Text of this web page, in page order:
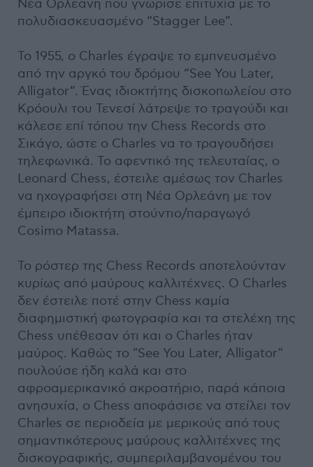
Νέα Ορλεάνη που γνώρισε επιτυχία με το
πολυδιασκευασμένο “Stagger Lee”.
Το 1955, ο Charles έγραψε το εμπνευσμένο
από την αργκό του δρόμου “See You Later,
Alligator”. Ένας ιδιοκτήτης δισκοπωλείου στο
Κρόουλι του Τενεσί λάτρεψε το τραγούδι και
κάλεσε επί τόπου την Chess Records στο
Σικάγο, ώστε ο Charles να το τραγουδήσει
τηλεφωνικά. Το αφεντικό της τελευταίας, ο
Leonard Chess, έστειλε αμέσως τον Charles
να ηχογραφήσει στη Νέα Ορλεάνη με τον
έμπειρο ιδιοκτήτη στούντιο/παραγωγό
Cosimo Matassa.
Το ρόστερ της Chess Records αποτελούνταν
κυρίως από μαύρους καλλιτέχνες. Ο Charles
δεν έστειλε ποτέ στην Chess καμία
διαφημιστική φωτογραφία και τα στελέχη της
Chess υπέθεσαν ότι και ο Charles ήταν
μαύρος. Καθώς το "See You Later, Alligator"
πουλούσε ήδη καλά και στο
αφροαμερικανικό ακροατήριο, παρά κάποια
ανησυχία, ο Chess αποφάσισε να στείλει τον
Charles σε περιοδεία με μερικούς από τους
σημαντικότερους μαύρους καλλιτέχνες της
δισκογραφικής, συμπεριλαμβανομένου του